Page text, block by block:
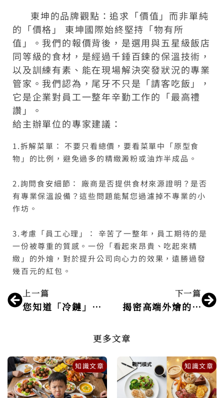
東坤的品牌觀點：追求「價值」而非單純
的「價格」 東坤國際始終堅持「物有所
值」。我們的報價背後，是選用與五星級飯店
同等級的食材，是經過千錘百鍊的保溫技術，
以及訓練有素、能在現場解決突發狀況的專業
管家。我們認為，尾牙不只是「請客吃飯」，
它是企業對員工一整年辛勤工作的「最高禮
讚」。
給主辦單位的專家建議：
1.拆解菜單： 不要只看總價，要看菜單中「原型食
物」的比例，避免過多的精緻澱粉或油炸半成品。
2.詢問食安細節： 廠商是否提供食材來源證明？是否
有專業保溫設備？這些問題能幫您過濾掉不專業的小
作坊。
3.考慮「員工心理」： 辛苦了一整年，員工期待的是
一份被尊重的質感。一份「看起來昂貴、吃起來精
緻」的外燴，對於提升公司向心力的效果，遠勝過發
幾百元的紅包。
上一頁
上一篇
您知道「冷鏈」的標準嗎？
下一篇
揭密高端外燴的5大專業標準
下
更多文章
知識文章 知識文章